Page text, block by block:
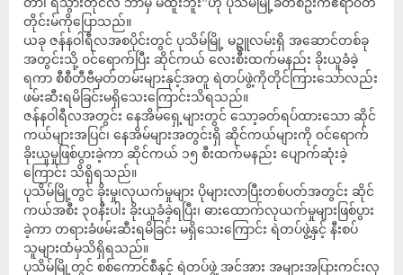
တိုင်းမ်ကိုပြောသည်။
ယခု ဇန်နဝါရီလအစပိုင်းတွင် ပုသိမ်မြို့ မဥ္ဇူလမ်းရှိ အဆောင်တစ်ခု
အတွင်းသို့ ၀င်ရောက်ပြီး ဆိုင်ကယ် လေးစီးထက်မနည်း ခိုးယူခံခဲ့
ရကာ စီစီတီဗီမှတ်တမ်းများနှင့်အတူ ရဲတပ်ဖွဲ့ကိုတိုင်ကြားသော်လည်း
ဖမ်းဆီးရမိခြင်းမရှိသေးကြောင်းသိရသည်။
ဇန်နဝါရီလအတွင်း နေအိမ်ရှေ့များတွင် သော့ခတ်ရပ်ထားသော ဆိုင်
ကယ်များအပြင်၊ နေအိမ်များအတွင်းရှိ ဆိုင်ကယ်များကို ၀င်ရောက်
ခိုးယူမှုဖြစ်ပွားခဲ့ကာ ဆိုင်ကယ် ၁၅ စီးထက်မနည်း ပျောက်ဆုံးခဲ့
ကြောင်း သိရှိရသည်။
ပုသိမ်မြို့တွင် ခိုးမှု၊လုယက်မှုများ ပိုများလာပြီးတစ်ပတ်အတွင်း ဆိုင်
ကယ်အစီး ၃၀နီးပါး ခိုးယူခံခဲ့ရပြီး၊ ဓားထောက်လုယက်မှုများဖြစ်ပွား
ခဲ့ကာ တရားခံဖမ်းဆီးရမိခြင်း မရှိသေးကြောင်း ရဲတပ်ဖွဲ့နှင့် နီးစပ်
သူများထံမှသိရှိရသည်။
ပုသိမ်မြို့တွင် စစ်ကောင်စီနှင့် ရဲတပ်ဖွဲ့ အင်အား အများအပြားကင်းလှ